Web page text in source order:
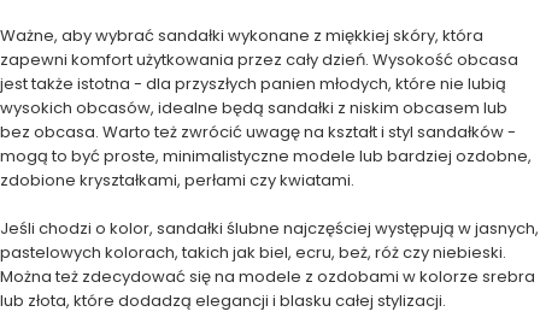
Ważne, aby wybrać sandałki wykonane z miękkiej skóry, która
zapewni komfort użytkowania przez cały dzień. Wysokość obcasa
jest także istotna - dla przyszłych panien młodych, które nie lubią
wysokich obcasów, idealne będą sandałki z niskim obcasem lub
bez obcasa. Warto też zwrócić uwagę na kształt i styl sandałków -
mogą to być proste, minimalistyczne modele lub bardziej ozdobne,
zdobione kryształkami, perłami czy kwiatami.
Jeśli chodzi o kolor, sandałki ślubne najczęściej występują w jasnych,
pastelowych kolorach, takich jak biel, ecru, beż, róż czy niebieski.
Można też zdecydować się na modele z ozdobami w kolorze srebra
lub złota, które dodadzą elegancji i blasku całej stylizacji.